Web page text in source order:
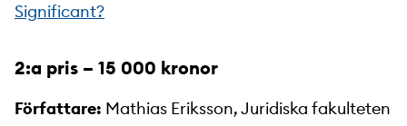
Significant?
2:a pris – 15 000 kronor
Författare: Mathias Eriksson, Juridiska fakulteten